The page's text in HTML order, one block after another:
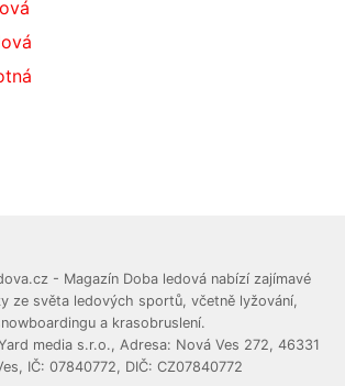
- Magazín Doba ledová nabízí zajímavé
ze světa ledových sportů, včetně lyžování,
a krasobruslení.
media s.r.o., Adresa: Nová Ves 272, 46331
IČ: 07840772, DIČ: CZ07840772